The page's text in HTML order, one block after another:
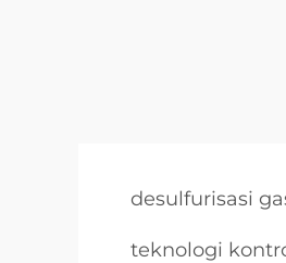
desulfurisasi
teknologi